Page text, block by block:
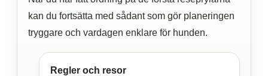
kan du fortsätta med sådant som gör planeringen
tryggare och vardagen enklare för hunden.
Regler och resor